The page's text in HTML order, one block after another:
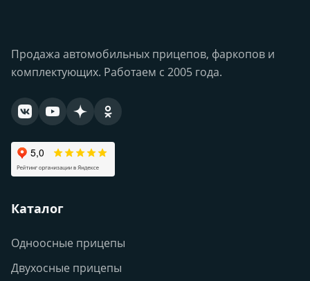
Продажа автомобильных прицепов, фаркопов и
комплектующих. Работаем с 2005 года.
Каталог
Одноосные прицепы
Двухосные прицепы